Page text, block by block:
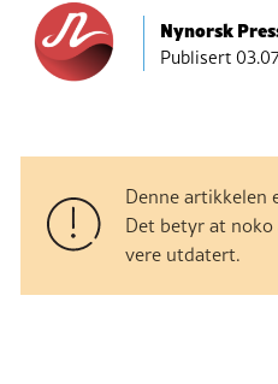
Nynorsk
Publisert
Denne artikkelen
Det betyr at
vere utdatert.